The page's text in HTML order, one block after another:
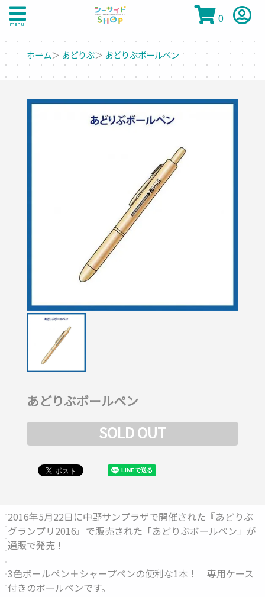
menu 0
ホーム＞ あどりぶ＞ あどりぶボールペン
あどりぶボールペン
SOLD OUT
2016年5月22日に中野サンプラザで開催された『あどりぶ
グランプリ2016』で販売された「あどりぶボールペン」が
通販で発売！
3色ボールペン＋シャープペンの便利な1本！ 専用ケース
付きのボールペンです。